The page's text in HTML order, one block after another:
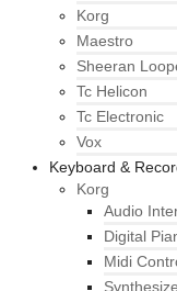
Korg
Maestro
Sheeran
Tc Helicon
Tc Electronic
Vox
Keyboard &
Korg
Audio
Digital
Midi